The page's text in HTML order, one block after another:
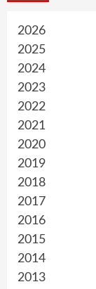
2026
2025
2024
2023
2022
2021
2020
2019
2018
2017
2016
2015
2014
2013